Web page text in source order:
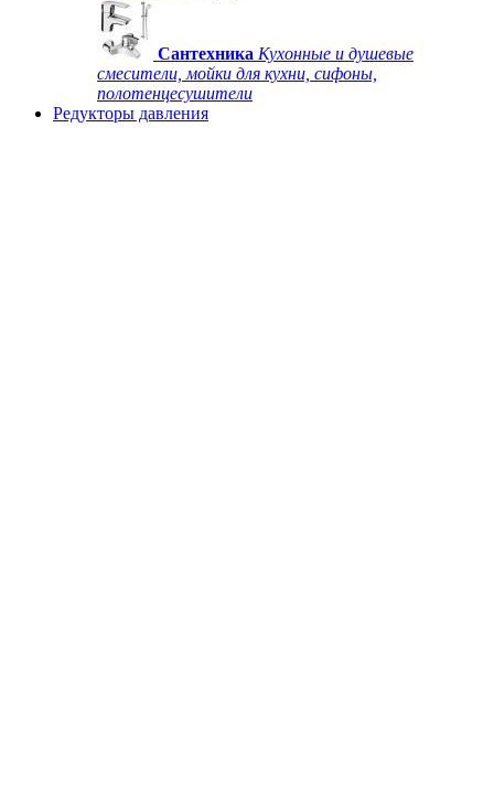
Сантехника Кухонные и душевые
смесители, мойки для кухни, сифоны,
полотенцесушители
Редукторы давления